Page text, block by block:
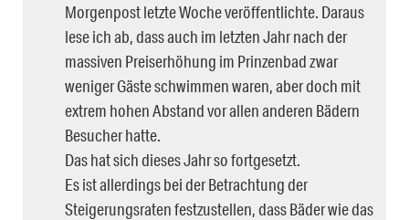
Morgenpost letzte Woche veröffentlichte. Daraus
lese ich ab, dass auch im letzten Jahr nach der
massiven Preiserhöhung im Prinzenbad zwar
weniger Gäste schwimmen waren, aber doch mit
extrem hohen Abstand vor allen anderen Bädern
Besucher hatte.
Das hat sich dieses Jahr so fortgesetzt.
Es ist allerdings bei der Betrachtung der
Steigerungsraten festzustellen, dass Bäder wie das